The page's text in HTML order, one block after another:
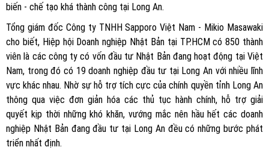
biến - chế tạo khá thành công tại Long An.
Tổng giám đốc Công ty TNHH Sapporo Việt Nam - Mikio Masawaki
cho biết, Hiệp hội Doanh nghiệp Nhật Bản tại TP.HCM có 850 thành
viên là các công ty có vốn đầu tư Nhật Bản đang hoạt động tại Việt
Nam, trong đó có 19 doanh nghiệp đầu tư tại Long An với nhiều lĩnh
vực khác nhau. Nhờ sự hỗ trợ tích cực của chính quyền tỉnh Long An
thông qua việc đơn giản hóa các thủ tục hành chính, hỗ trợ giải
quyết kịp thời những khó khăn, vướng mắc nên hầu hết các doanh
nghiệp Nhật Bản đang đầu tư tại Long An đều có những bước phát
triển nhất định.